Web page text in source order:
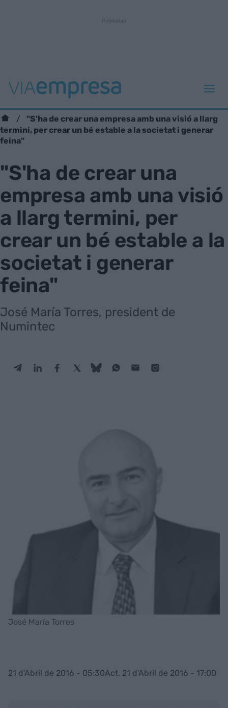
"S'ha de crear una empresa amb una visió a llarg
termini, per crear un bé estable a la societat i generar
feina"
"S'ha de crear una
empresa amb una visió
a llarg termini, per
crear un bé estable a la
societat i generar
feina"
José María Torres, president de
Numintec
José María Torres
21 d'Abril de 2016 - 05:30Act. 21 d'Abril de 2016 - 17:00